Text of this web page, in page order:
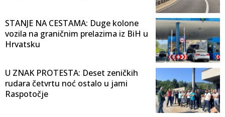
STANJE NA CESTAMA: Duge kolone
vozila na graničnim prelazima iz BiH u
Hrvatsku
U ZNAK PROTESTA: Deset zeničkih
rudara četvrtu noć ostalo u jami
Raspotočje